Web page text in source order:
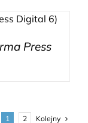
Press
1 2 Kolejny